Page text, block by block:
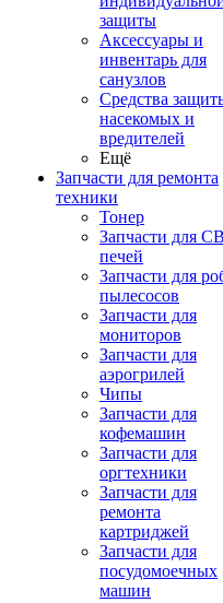
защиты
Аксессуары и
инвентарь для
санузлов
Средства
насекомых и
вредителей
Ещё
Запчасти для ремонта
техники
Тонер
Запчасти для
печей
Запчасти для
пылесосов
Запчасти для
мониторов
Запчасти для
аэрогрилей
Чипы
Запчасти для
кофемашин
Запчасти для
оргтехники
Запчасти для
ремонта
картриджей
Запчасти для
посудомоечных
машин